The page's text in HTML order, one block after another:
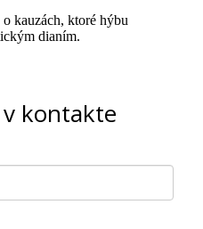
kauzách, ktoré hýbu
dianím.
kontakte